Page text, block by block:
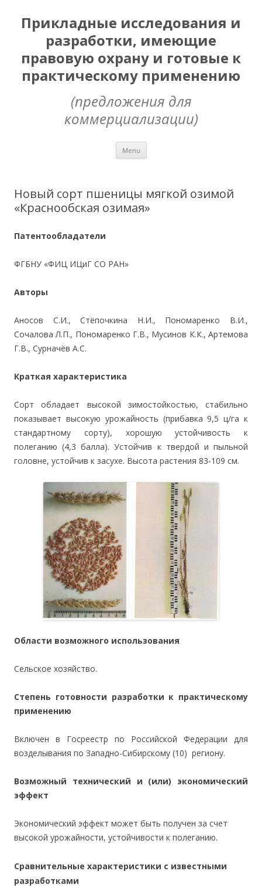
Прикладные исследования и
разработки, имеющие
правовую охрану и готовые к
практическому применению
(предложения для
коммерциализации)
Menu Skip
content
Новый сорт пшеницы мягкой озимой
«Краснообская озимая»
Патентообладатели
ФГБНУ «ФИЦ ИЦиГ СО РАН»
Авторы
Аносов С.И., Стёпочкина Н.И., Пономаренко В.И.,
Сочалова Л.П., Пономаренко Г.В., Мусинов К.К., Артемова
Г.В., Сурначёв А.С.
Краткая характеристика
Сорт обладает высокой зимостойкостью, стабильно
показывает высокую урожайность (прибавка 9,5 ц/га к
стандартному сорту), хорошую устойчивость к
полеганию (4,3 балла). Устойчив к твердой и пыльной
головне, устойчив к засухе. Высота растения 83-109 см.
Области возможного использования
Сельское хозяйство.
Степень готовности разработки к практическому
применению
Включен в Госреестр по Российской Федерации для
возделывания по Западно-Сибирскому (10) региону.
Возможный технический и (или) экономический
эффект
Экономический эффект может быть получен за счет
высокой урожайности, устойчивости к полеганию.
Сравнительные характеристики с известными
разработками